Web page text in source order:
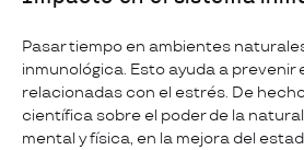
Pasar tiempo en ambientes
inmunológica. Esto ayuda a
relacionadas con el estrés. De
científica sobre el poder de la
mental y física, en la mejora del